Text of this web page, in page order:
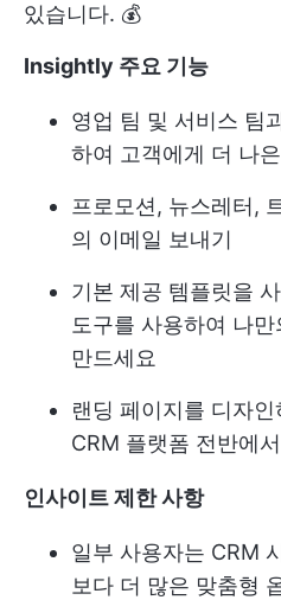
있습니다. 💰
Insightly 주요 기능
영업 팀 및 서비스 팀
하여 고객에게 더 나
프로모션, 뉴스레터,
의 이메일 보내기
기본 제공 템플릿을
도구를 사용하여 나
만드세요
랜딩 페이지를 디자
CRM 플랫폼 전반에
인사이트 제한 사항
일부 사용자는 CRM
보다 더 많은 맞춤형